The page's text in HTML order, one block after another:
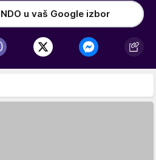
u vaš Google izbor